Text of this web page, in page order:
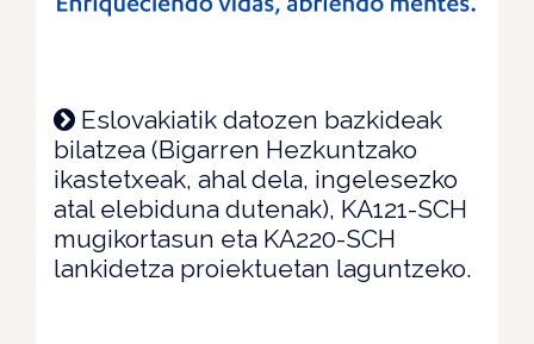
Eslovakiatik datozen bazkideak
bilatzea (Bigarren Hezkuntzako
ikastetxeak, ahal dela, ingelesezko
atal elebiduna dutenak), KA121-SCH
mugikortasun eta KA220-SCH
lankidetza proiektuetan laguntzeko.